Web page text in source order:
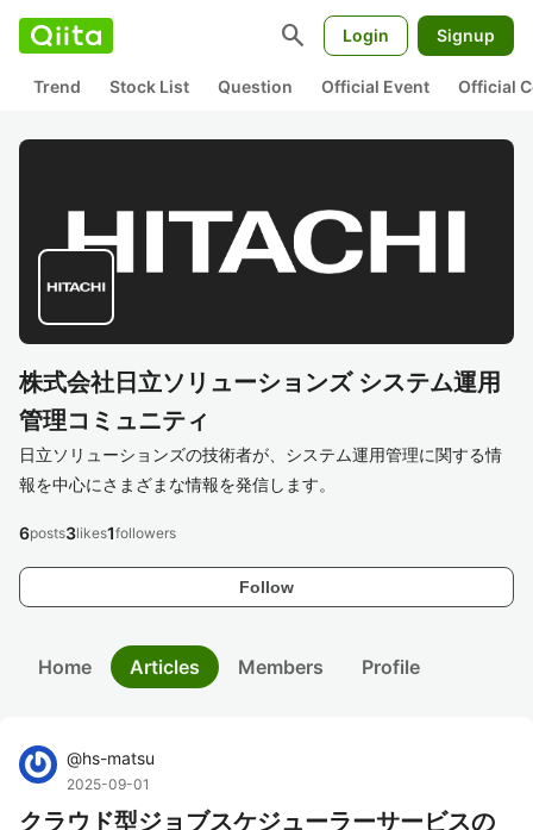
search Login Signup
Trend Stock List Question Official Event Official
株式会社日立ソリューションズ システム運用
管理コミュニティ
日立ソリューションズの技術者が、システム運用管理に関する情
報を中心にさまざまな情報を発信します。
Follow
6posts3likes1followers
Home Articles Members Profile
@hs-matsu
2025-09-01
クラウド型ジョブスケジューラーサービスの